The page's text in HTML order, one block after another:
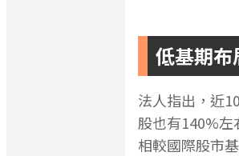
低基期布
法人指出，近
股也有140%左
相較國際股市